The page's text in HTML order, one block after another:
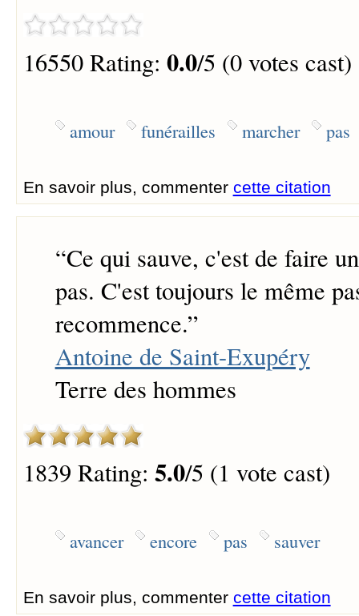
16550 Rating: 0.0/5 (0 votes cast)
amour funérailles marcher pas
En savoir plus, commenter cette citation
“Ce qui sauve, c'est de faire
pas. C'est toujours le même
recommence.”
Antoine de Saint-Exupéry
Terre des hommes
1839 Rating: 5.0/5 (1 vote cast)
avancer encore pas sauver
En savoir plus, commenter cette citation